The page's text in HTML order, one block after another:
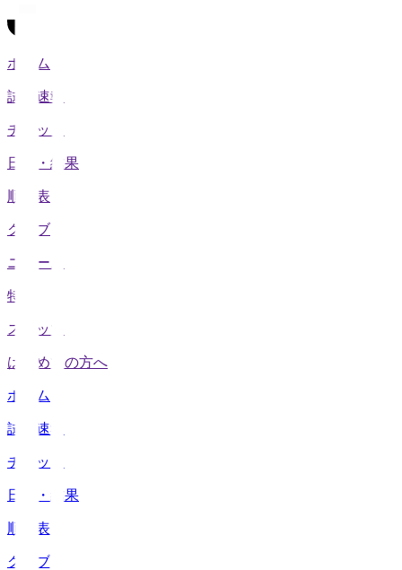
ホーム
試合速報
チケット
日程・結果
順位表
クラブ
ニュース
特集
スタッツ
はじめての方へ
ホーム
試合速報
チケット
日程・結果
順位表
クラブ